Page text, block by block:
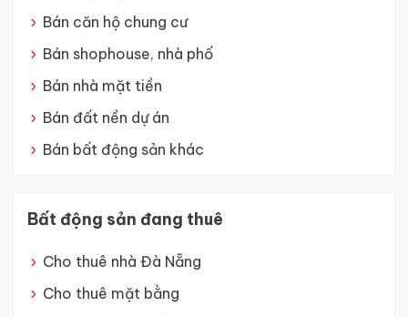
Bán căn hộ chung cư
Bán shophouse, nhà phố
Bán nhà mặt tiền
Bán đất nền dự án
Bán bất động sản khác
Bất động sản đang thuê
Cho thuê nhà Đà Nẵng
Cho thuê mặt bằng